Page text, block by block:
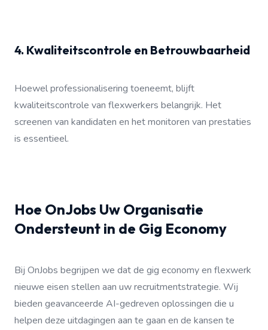
4. Kwaliteitscontrole en Betrouwbaarheid
Hoewel professionalisering toeneemt, blijft
kwaliteitscontrole van flexwerkers belangrijk. Het
screenen van kandidaten en het monitoren van prestaties
is essentieel.
Hoe OnJobs Uw Organisatie
Ondersteunt in de Gig Economy
Bij OnJobs begrijpen we dat de gig economy en flexwerk
nieuwe eisen stellen aan uw recruitmentstrategie. Wij
bieden geavanceerde AI-gedreven oplossingen die u
helpen deze uitdagingen aan te gaan en de kansen te